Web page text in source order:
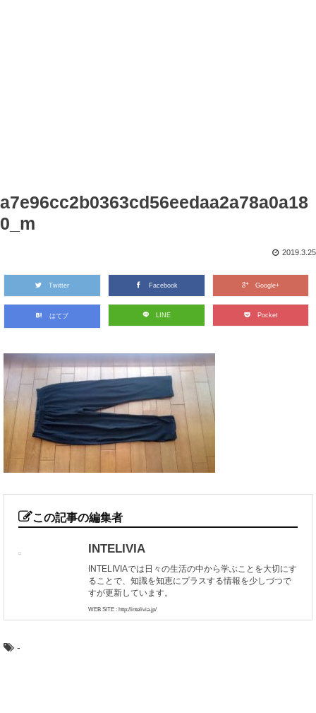
a7e96cc2b0363cd56eedaa2a78a0a18
0_m
2019.3.25
Twitter Facebook Google+
はてブ LINE Pocket
この記事の編集者
INTELIVIA
INTELIVIAでは日々の生活の中から学ぶことを大切にす
ることで、知識を知恵にプラスする情報を少しづつで
すが更新しています。
WEB SITE : http://intelivia.jp/
-